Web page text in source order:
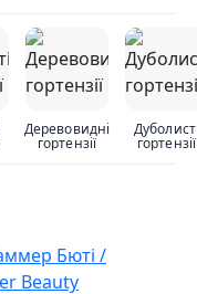
Деревовидні
гортензії гортензії